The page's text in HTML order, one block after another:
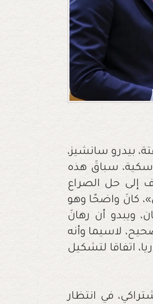
بيدرو سانشيز،
سباقَ هذه
إلى حل الصراع
«بروسيس»، كانَ واضحًا وهو
ويبدو أن رهانَ
لاسيما وأنه
«سومار» و15 ائتلافا يساريا، اتفاقا لتشكيل
في انتظار